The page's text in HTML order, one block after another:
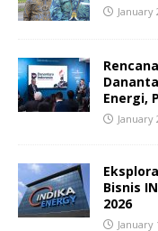
January
Energi,
January
Bisnis
2026
January